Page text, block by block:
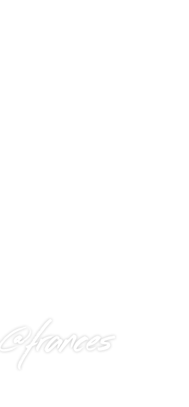
@frances